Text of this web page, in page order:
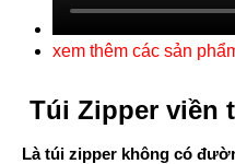
xem thêm các sản
Túi Zipper viền
Là túi zipper không có